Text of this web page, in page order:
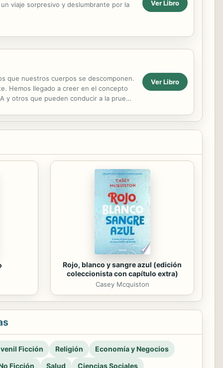
viaje sorpresivo y deslumbrante por la Ver Libro
que nuestros cuerpos se descomponen.
Hemos llegado a creer en el concepto
y otros que pueden conducir a la prueba
Ver Libro
Rojo, blanco y sangre azul (edición
coleccionista con capítulo extra)
Casey Mcquiston
Ficción Religión
Economía y Negocios
Ficción
Salud Ciencias Sociales